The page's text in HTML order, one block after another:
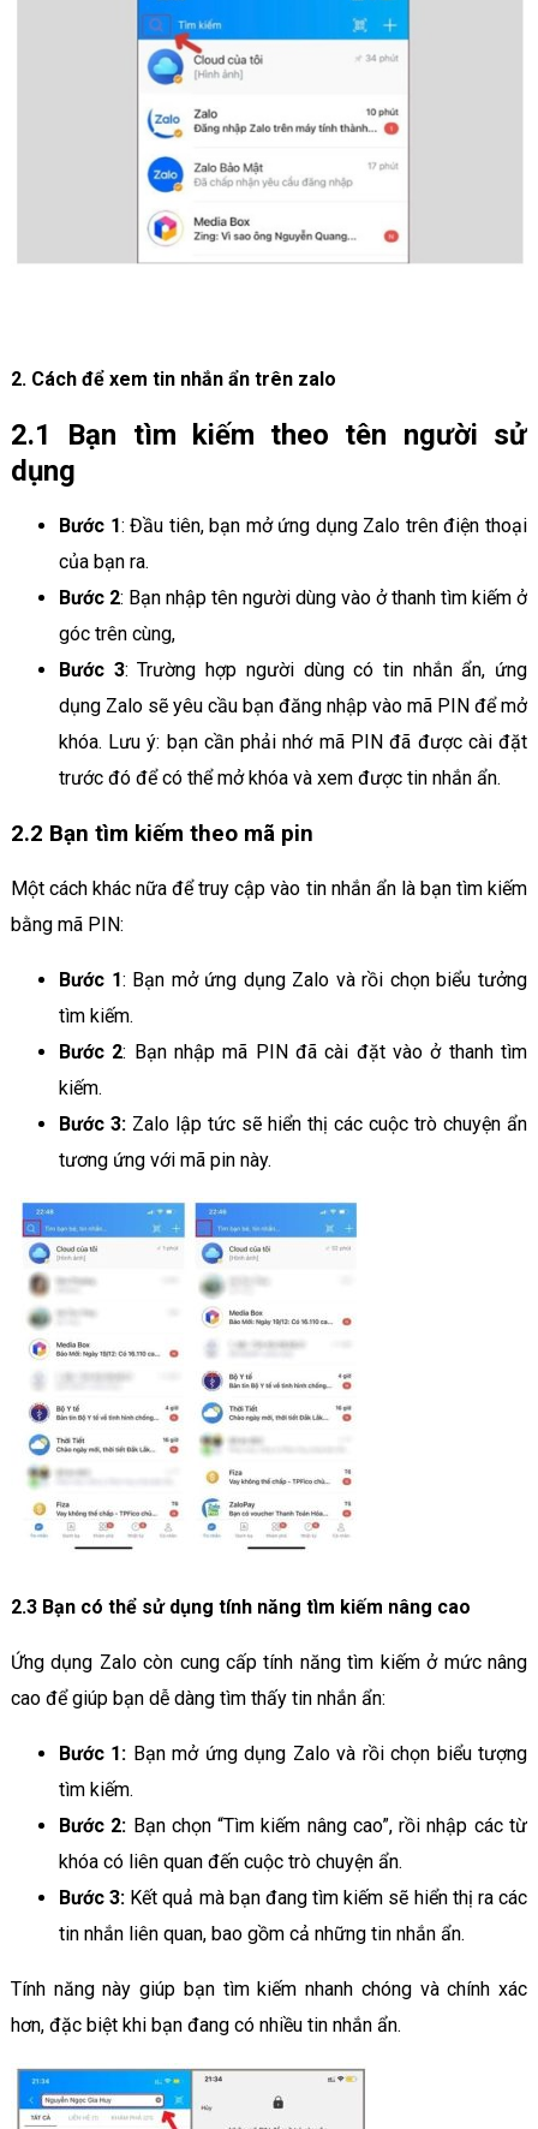
2. Cách để xem tin nhắn ẩn trên zalo
2.1 Bạn tìm kiếm theo tên người sử
dụng
Bước 1: Đầu tiên, bạn mở ứng dụng Zalo trên điện thoại
của bạn ra.
Bước 2: Bạn nhập tên người dùng vào ở thanh tìm kiếm ở
góc trên cùng,
Bước 3: Trường hợp người dùng có tin nhắn ẩn, ứng
dụng Zalo sẽ yêu cầu bạn đăng nhập vào mã PIN để mở
khóa. Lưu ý: bạn cần phải nhớ mã PIN đã được cài đặt
trước đó để có thể mở khóa và xem được tin nhắn ẩn.
2.2 Bạn tìm kiếm theo mã pin
Một cách khác nữa để truy cập vào tin nhắn ẩn là bạn tìm kiếm
bằng mã PIN:
Bước 1: Bạn mở ứng dụng Zalo và rồi chọn biểu tưởng
tìm kiếm.
Bước 2: Bạn nhập mã PIN đã cài đặt vào ở thanh tìm
kiếm.
Bước 3:Zalo lập tức sẽ hiển thị các cuộc trò chuyện ẩn
tương ứng với mã pin này.
2.3 Bạn có thể sử dụng tính năng tìm kiếm nâng cao
Ứng dụng Zalo còn cung cấp tính năng tìm kiếm ở mức nâng
cao để giúp bạn dễ dàng tìm thấy tin nhắn ẩn:
Bước 1: Bạn mở ứng dụng Zalo và rồi chọn biểu tượng
tìm kiếm.
Bước 2: Bạn chọn “Tìm kiếm nâng cao”, rồi nhập các từ
khóa có liên quan đến cuộc trò chuyện ẩn.
Bước 3: Kết quả mà bạn đang tìm kiếm sẽ hiển thị ra các
tin nhắn liên quan, bao gồm cả những tin nhắn ẩn.
Tính năng này giúp bạn tìm kiếm nhanh chóng và chính xác
hơn, đặc biệt khi bạn đang có nhiều tin nhắn ẩn.